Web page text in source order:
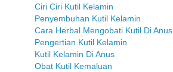
Ciri Ciri Kutil Kelamin
Penyembuhan Kutil Kelamin
Cara Herbal Mengobati Kutil Di Anus
Pengertian Kutil Kelamin
Kutil Kelamin Di Anus
Obat Kutil Kemaluan